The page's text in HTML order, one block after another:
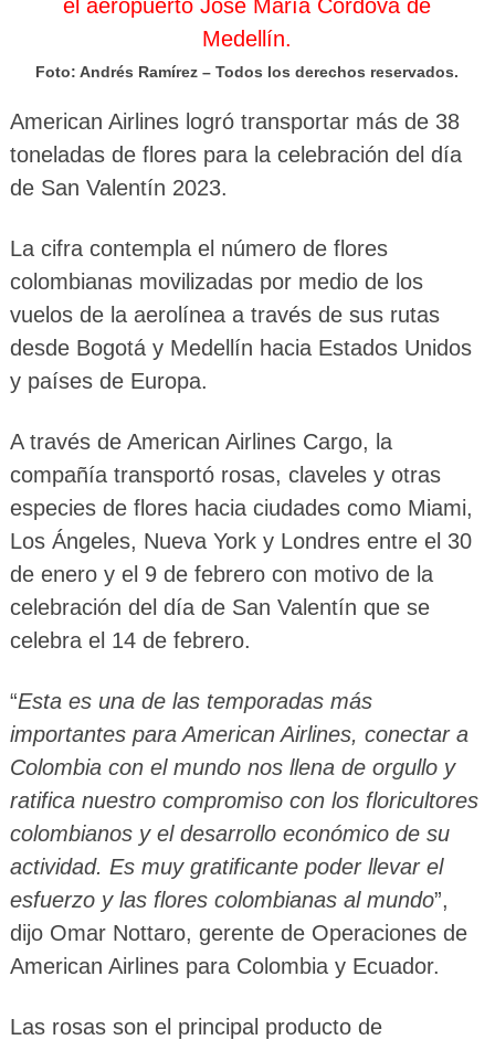
Foto: Andrés Ramírez – Todos los derechos reservados.
American Airlines logró transportar más de 38
toneladas de flores para la celebración del día
de San Valentín 2023.
La cifra contempla el número de flores
colombianas movilizadas por medio de los
vuelos de la aerolínea a través de sus rutas
desde Bogotá y Medellín hacia Estados Unidos
y países de Europa.
A través de American Airlines Cargo, la
compañía transportó rosas, claveles y otras
especies de flores hacia ciudades como Miami,
Los Ángeles, Nueva York y Londres entre el 30
de enero y el 9 de febrero con motivo de la
celebración del día de San Valentín que se
celebra el 14 de febrero.
“Esta es una de las temporadas más
importantes para American Airlines, conectar a
Colombia con el mundo nos llena de orgullo y
ratifica nuestro compromiso con los floricultores
colombianos y el desarrollo económico de su
actividad. Es muy gratificante poder llevar el
esfuerzo y las flores colombianas al mundo”,
dijo Omar Nottaro, gerente de Operaciones de
American Airlines para Colombia y Ecuador.
Las rosas son el principal producto de